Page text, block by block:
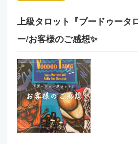
上級タロット『ブードゥータ
ー/お客様のご感想✨